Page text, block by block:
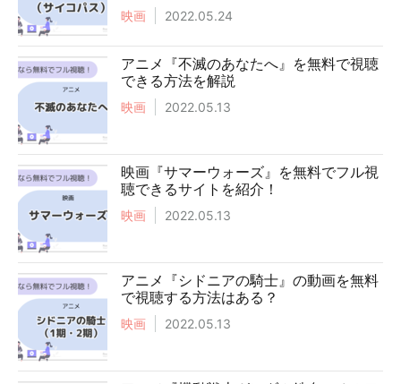
映画 2022.05.24
アニメ『不滅のあなたへ』を無料で視聴
できる方法を解説
映画 2022.05.13
映画『サマーウォーズ』を無料でフル視
聴できるサイトを紹介！
映画 2022.05.13
アニメ『シドニアの騎士』の動画を無料
で視聴する方法はある？
映画 2022.05.13